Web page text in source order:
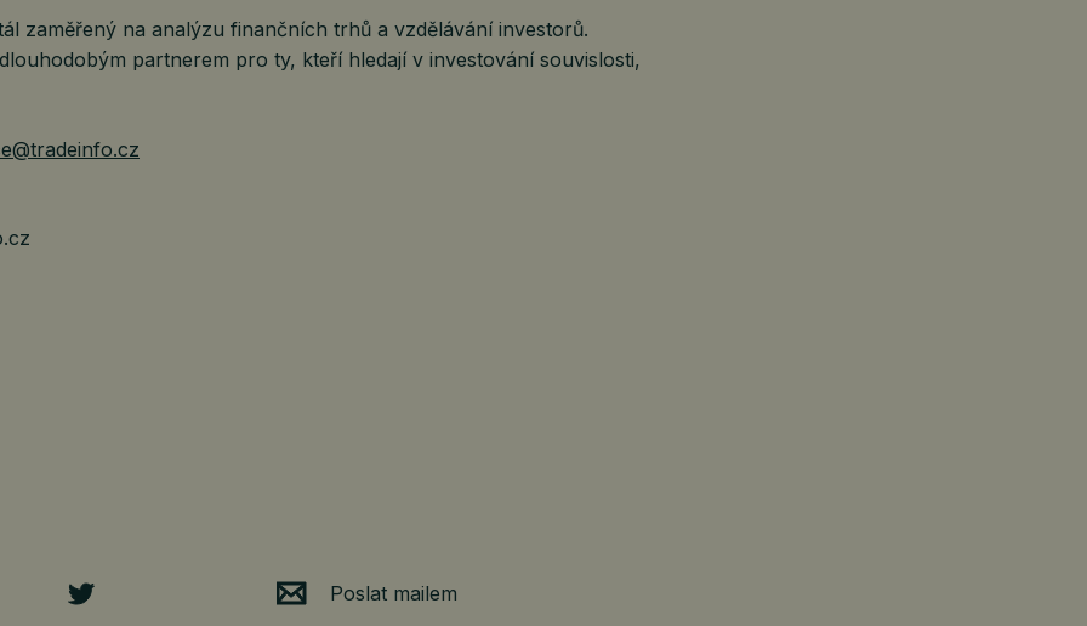
zaměřený na analýzu finančních trhů a vzdělávání investorů.
partnerem pro ty, kteří hledají v investování souvislosti,
Poslat mailem